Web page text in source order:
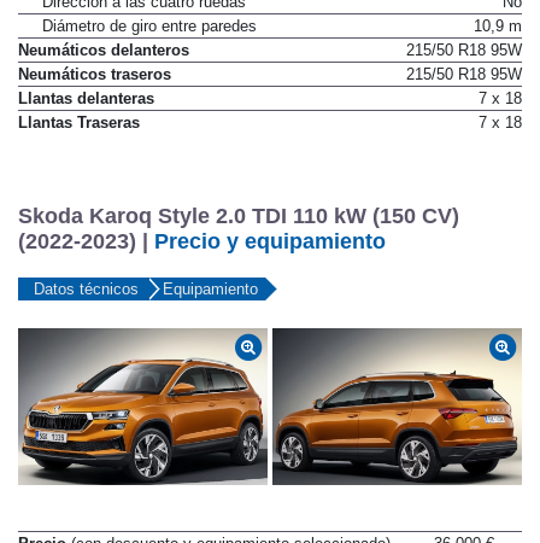
Dirección a las cuatro ruedas
No
Diámetro de giro entre paredes
10,9 m
Neumáticos delanteros
215/50 R18 95W
Neumáticos traseros
215/50 R18 95W
Llantas delanteras
7 x 18
Skoda Karoq Style 2.0 TDI 110 kW (150 CV)
(2022-2023) |
Precio y equipamiento